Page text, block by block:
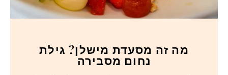
מה זה מסעדת מישלן? גילת
נחום מסבירה